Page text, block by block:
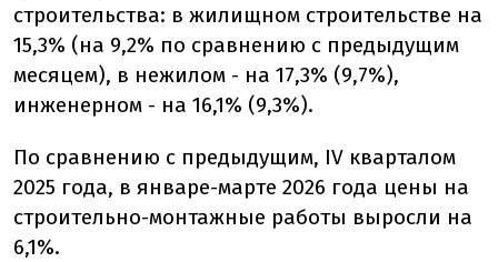
строительства: в жилищном строительстве на
15,3% (на 9,2% по сравнению с предыдущим
месяцем), в нежилом - на 17,3% (9,7%),
инженерном - на 16,1% (9,3%).
По сравнению с предыдущим, IV кварталом
2025 года, в январе-марте 2026 года цены на
строительно-монтажные работы выросли на
6,1%.